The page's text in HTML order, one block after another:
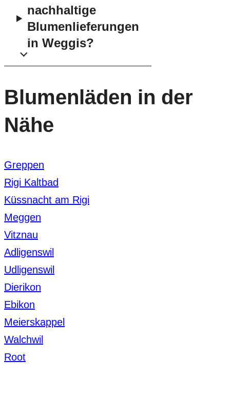
nachhaltige
Blumenlieferungen
in Weggis?
Blumenläden in der
Nähe
Greppen
Rigi Kaltbad
Küssnacht am Rigi
Meggen
Vitznau
Adligenswil
Udligenswil
Dierikon
Ebikon
Meierskappel
Walchwil
Root